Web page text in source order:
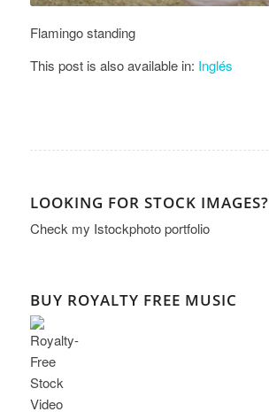
Flamingo standing
This post is also available in: Inglés
LOOKING FOR STOCK IMAGES?
Check my Istockphoto portfolio
BUY ROYALTY FREE MUSIC